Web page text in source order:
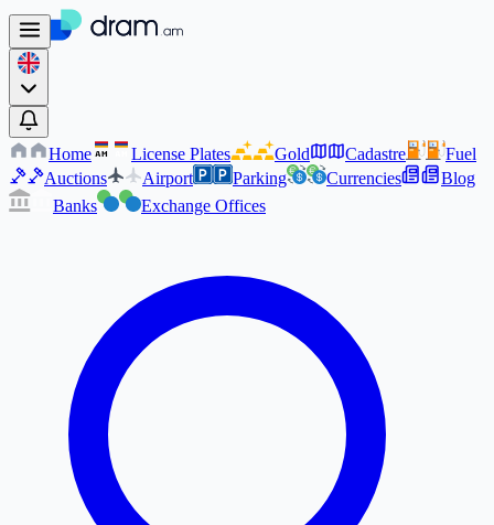
Home AM License Plates Gold Cadastre
Fuel
Auctions
Airport Parking Currencies
Blog
Banks
Exchange Offices